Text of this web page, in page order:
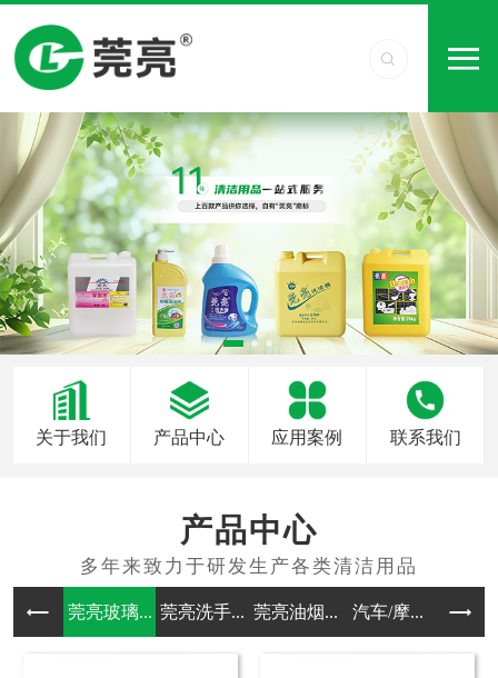
关于我们 产品中心 应用案例 联系我们
产品中心
莞亮玻璃... 莞亮洗手... 莞亮油烟... 汽车/摩... 其他